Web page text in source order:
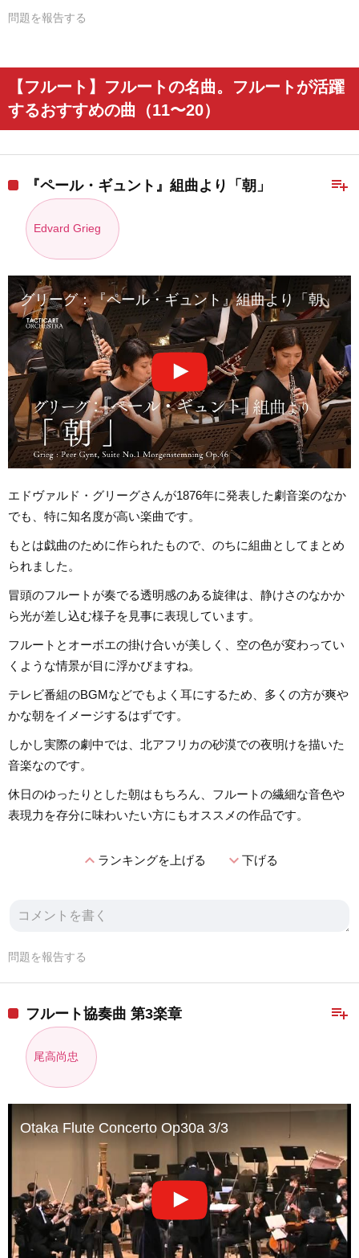
問題を報告する
【フルート】フルートの名曲。フルートが活躍
するおすすめの曲（11〜20）
playlist_add
『ペール・ギュント』組曲より「朝」
Edvard Grieg
グリーグ：『ペール・ギュント』組曲より「朝」
エドヴァルド・グリーグさんが1876年に発表した劇音楽のなか
でも、特に知名度が高い楽曲です。
もとは戯曲のために作られたもので、のちに組曲としてまとめ
られました。
冒頭のフルートが奏でる透明感のある旋律は、静けさのなかか
ら光が差し込む様子を見事に表現しています。
フルートとオーボエの掛け合いが美しく、空の色が変わってい
くような情景が目に浮かびますね。
テレビ番組のBGMなどでもよく耳にするため、多くの方が爽や
かな朝をイメージするはずです。
しかし実際の劇中では、北アフリカの砂漠での夜明けを描いた
音楽なのです。
休日のゆったりとした朝はもちろん、フルートの繊細な音色や
表現力を存分に味わいたい方にもオススメの作品です。
expand_lessランキングを上げる expand_more下げる
問題を報告する
playlist_add
フルート協奏曲 第3楽章
尾高尚忠
Otaka Flute Concerto Op30a 3/3